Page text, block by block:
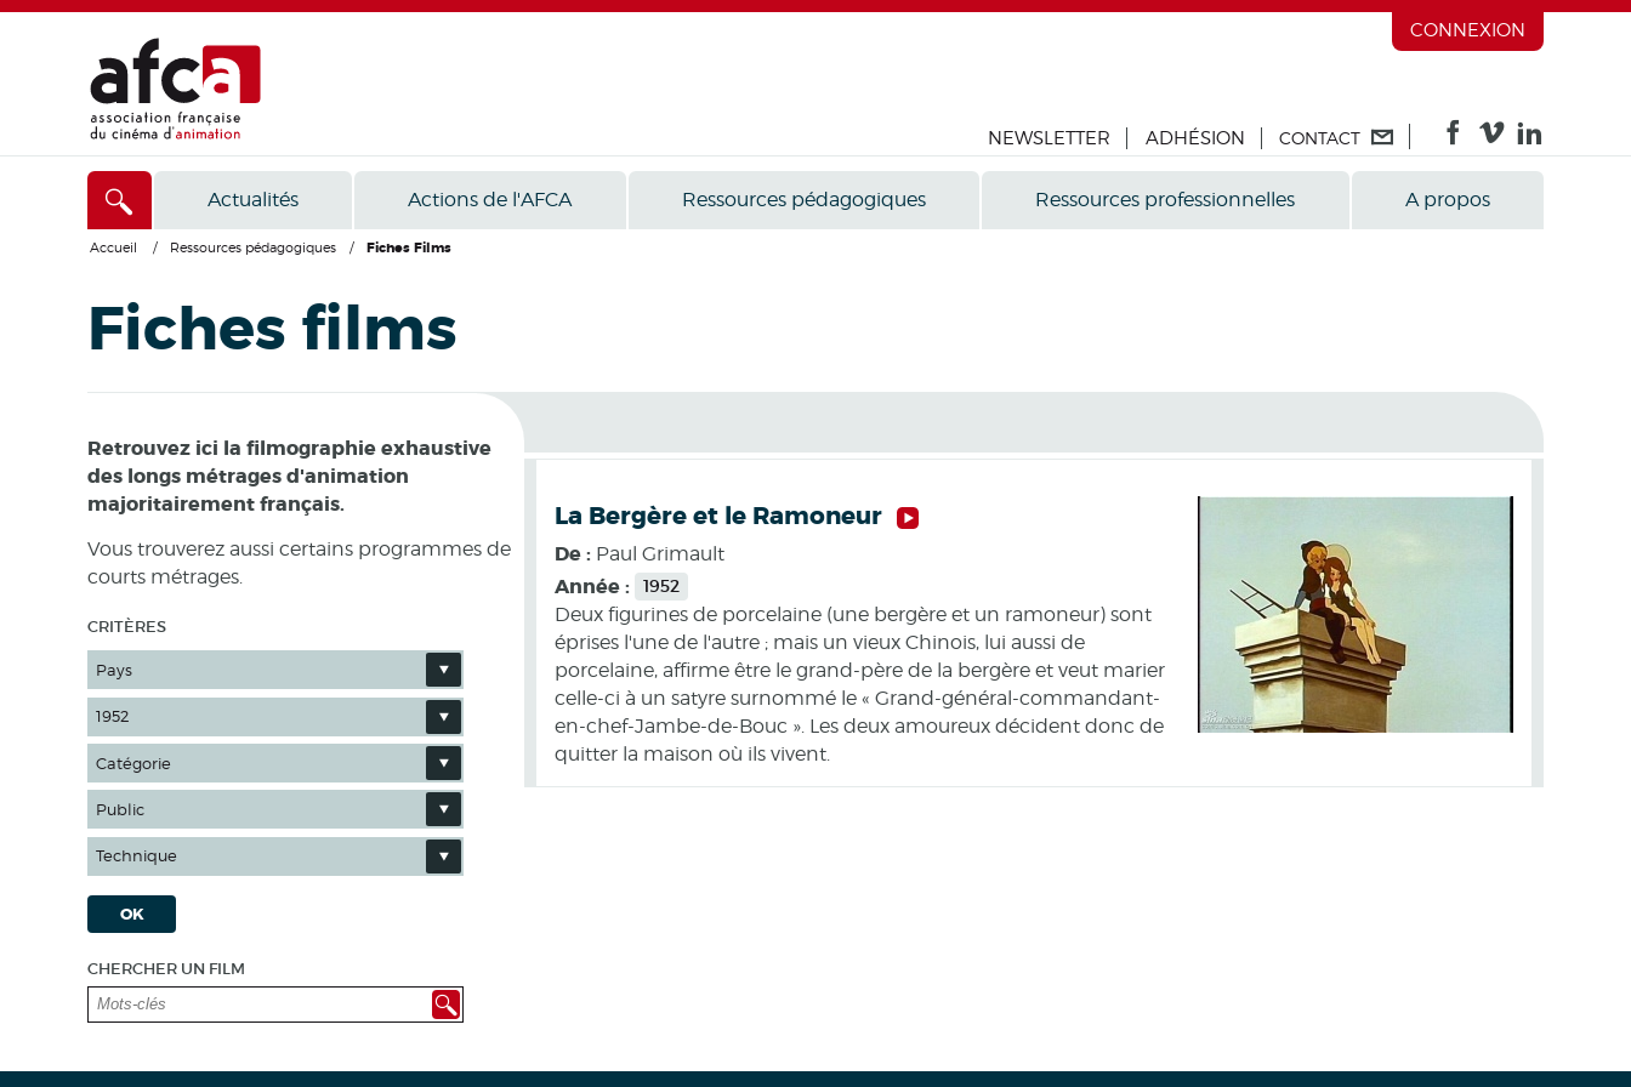
CONNEXION
NEWSLETTER ADHÉSION CONTACT
Actualités Actions de l'AFCA Ressources pédagogiques Ressources professionnelles A propos
Accueil / Ressources pédagogiques / Fiches Films
Fiches films
Retrouvez ici la filmographie exhaustive
des longs métrages d'animation
majoritairement français.
Vous trouverez aussi certains programmes de
courts métrages.
CRITÈRES
Pays
1952
Catégorie
Public
Technique
OK
CHERCHER UN FILM
La Bergère et le Ramoneur
De : Paul Grimault
Année : 1952
Deux figurines de porcelaine (une bergère et un ramoneur) sont
éprises l'une de l'autre ; mais un vieux Chinois, lui aussi de
porcelaine, affirme être le grand-père de la bergère et veut marier
celle-ci à un satyre surnommé le « Grand-général-commandant-
en-chef-Jambe-de-Bouc ». Les deux amoureux décident donc de
quitter la maison où ils vivent.